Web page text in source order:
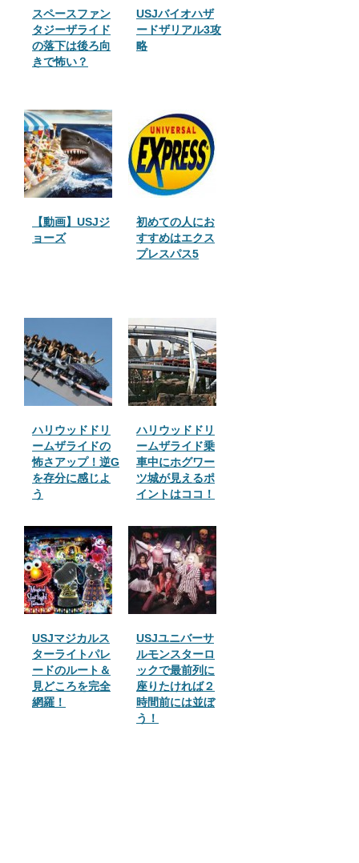
スペースファン
タジーザライド
の落下は後ろ向
きで怖い？
USJバイオハザ
ードザリアル3攻
略
【動画】USJジ
ョーズ
初めての人にお
すすめはエクス
プレスパス5
ハリウッドドリ
ームザライドの
怖さアップ！逆G
を存分に感じよ
う
ハリウッドドリ
ームザライド乗
車中にホグワー
ツ城が見えるポ
イントはココ！
USJマジカルス
ターライトパレ
ードのルート＆
見どころを完全
網羅！
USJユニバーサ
ルモンスターロ
ックで最前列に
座りたければ２
時間前には並ぼ
う！